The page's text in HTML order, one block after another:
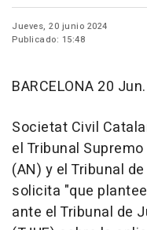
Jueves, 20 junio 2024
Publicado: 15:48
BARCELONA 20
Societat Civil
el Tribunal
(AN) y el Tribunal
solicita "que
ante el Tribunal de